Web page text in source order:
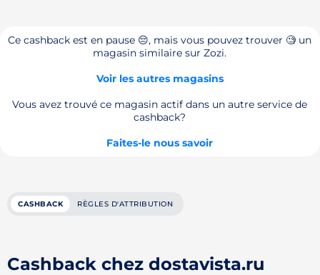
Ce cashback est en pause 😔, mais vous pouvez trouver 🧐 un
magasin similaire sur Zozi.
Voir les autres magasins
Vous avez trouvé ce magasin actif dans un autre service de
cashback?
Faites-le nous savoir
CASHBACK RÈGLES D'ATTRIBUTION
Cashback chez dostavista.ru